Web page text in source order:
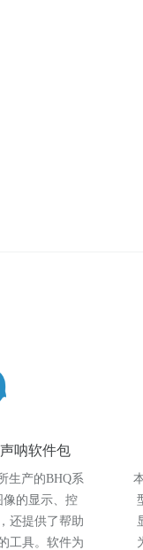
呐软件包
生产的BHQ系
的显示、控
还提供了帮助
工具。软件为